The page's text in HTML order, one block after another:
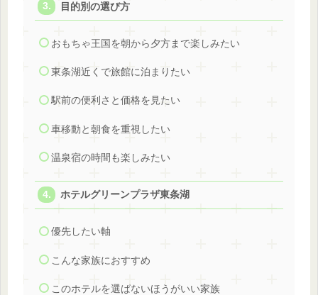
目的別の選び方
おもちゃ王国を朝から夕方まで楽しみたい
東条湖近くで旅館に泊まりたい
駅前の便利さと価格を見たい
車移動と朝食を重視したい
温泉宿の時間も楽しみたい
ホテルグリーンプラザ東条湖
優先したい軸
こんな家族におすすめ
このホテルを選ばないほうがいい家族